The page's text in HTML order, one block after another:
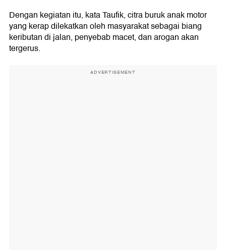
Dengan kegiatan itu, kata Taufik, citra buruk anak motor
yang kerap dilekatkan oleh masyarakat sebagai biang
keributan di jalan, penyebab macet, dan arogan akan
tergerus.
ADVERTISEMENT